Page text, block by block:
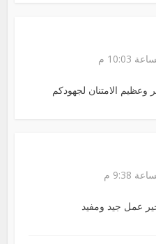
الامتنان لجهودكم
عمل جيد ومفيد